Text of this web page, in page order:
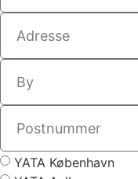
YATA København